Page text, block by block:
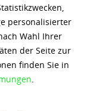
personalisierter
Wahl Ihrer
der Seite zur
finden Sie in
.
V